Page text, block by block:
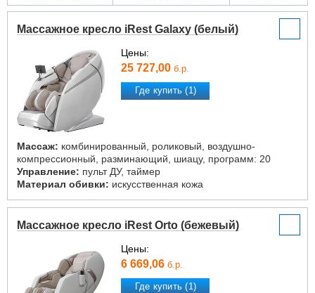
Массажное кресло iRest Galaxy (белый)
Цены:
25 727,00 б.р.
Где купить (1)
Массаж: комбинированный, роликовый, воздушно-
компрессионный, разминающий, шиацу, программ: 20
Управление: пульт ДУ, таймер
Материал обивки: искусственная кожа
Массажное кресло iRest Orto (бежевый)
Цены:
6 669,06 б.р.
Где купить (1)